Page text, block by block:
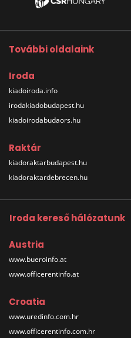
További oldalaink
Iroda
kiadoiroda.info
irodakiadobudapest.hu
kiadoirodabudaors.hu
Raktár
kiadoraktarbudapest.hu
kiadoraktardebrecen.hu
Iroda kereső hálózatunk
Austria
www.bueroinfo.at
www.officerentinfo.at
Croatia
www.uredinfo.com.hr
www.officerentinfo.com.hr